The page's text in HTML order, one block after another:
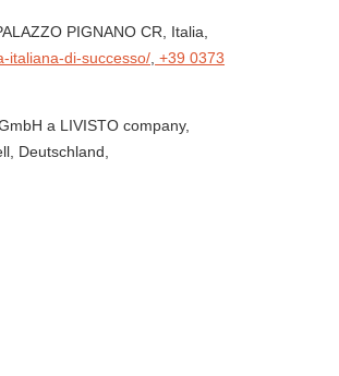
PIGNANO CR, Italia
italiana-di-successo/ +39 0373
a LIVISTO company,
Deutschland